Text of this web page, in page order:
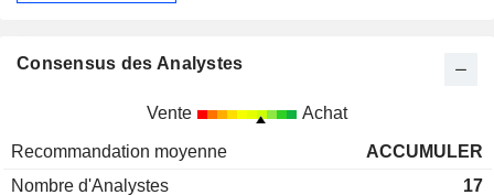
Consensus des Analystes
Vente Achat
Recommandation moyenne
ACCUMULER
Nombre d'Analystes
17